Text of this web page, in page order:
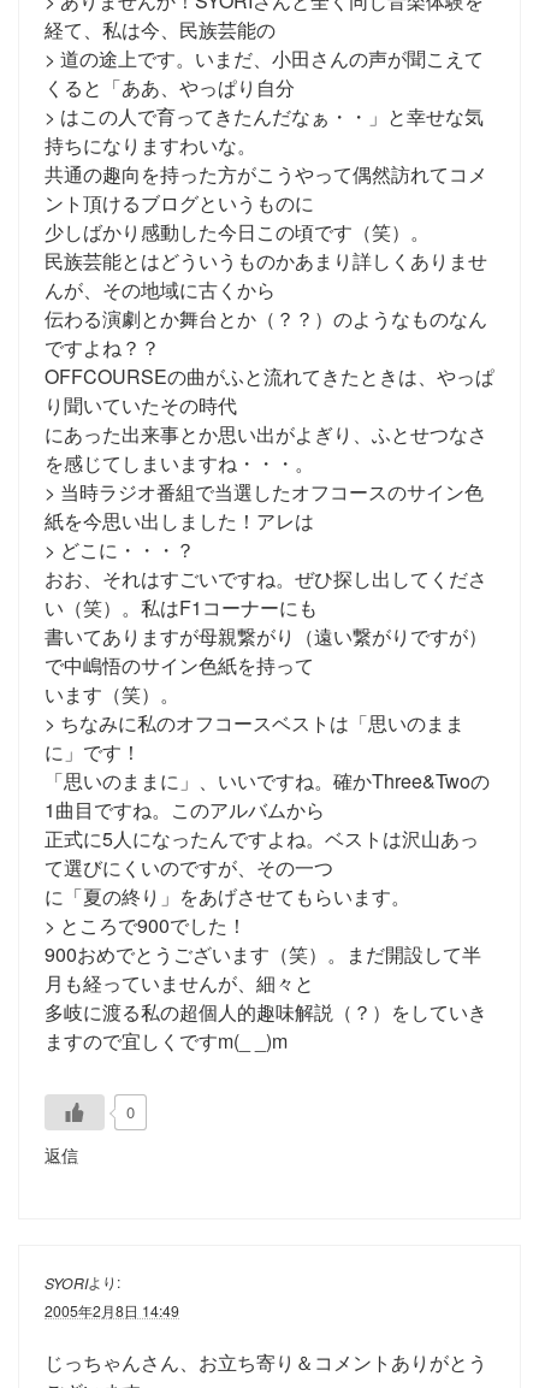
経て、私は今、民族芸能の
> 道の途上です。いまだ、小田さんの声が聞こえて
くると「ああ、やっぱり自分
> はこの人で育ってきたんだなぁ・・」と幸せな気
持ちになりますわいな。
共通の趣向を持った方がこうやって偶然訪れてコメ
ント頂けるブログというものに
少しばかり感動した今日この頃です（笑）。
民族芸能とはどういうものかあまり詳しくありませ
んが、その地域に古くから
伝わる演劇とか舞台とか（？？）のようなものなん
ですよね？？
OFFCOURSEの曲がふと流れてきたときは、やっぱ
り聞いていたその時代
にあった出来事とか思い出がよぎり、ふとせつなさ
を感じてしまいますね・・・。
> 当時ラジオ番組で当選したオフコースのサイン色
紙を今思い出しました！アレは
> どこに・・・？
おお、それはすごいですね。ぜひ探し出してくださ
い（笑）。私はF1コーナーにも
書いてありますが母親繋がり（遠い繋がりですが）
で中嶋悟のサイン色紙を持って
います（笑）。
> ちなみに私のオフコースベストは「思いのまま
に」です！
「思いのままに」、いいですね。確かThree&Twoの
1曲目ですね。このアルバムから
正式に5人になったんですよね。ベストは沢山あっ
て選びにくいのですが、その一つ
に「夏の終り」をあげさせてもらいます。
> ところで900でした！
900おめでとうございます（笑）。まだ開設して半
月も経っていませんが、細々と
多岐に渡る私の超個人的趣味解説（？）をしていき
ますので宜しくですm(_ _)m
0
返信
SYORIより:
2005年2月8日 14:49
じっちゃんさん、お立ち寄り＆コメントありがとう